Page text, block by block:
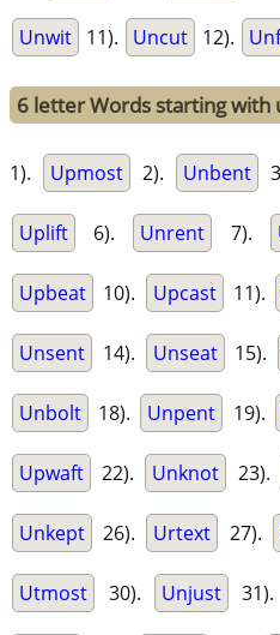
Unwit 11). Uncut 12).
6 letter Words starting with
1). Upmost 2). Unbent
Uplift 6). Unrent 7).
Upbeat 10). Upcast 11).
Unsent 14). Unseat 15).
Unbolt 18). Unpent 19).
Upwaft 22). Unknot 23).
Unkept 26). Urtext 27).
Utmost 30). Unjust 31).